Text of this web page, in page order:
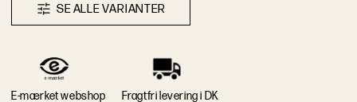
SEALLEVAR ANTER
E-mærket webshop Fragtfri levering i DK